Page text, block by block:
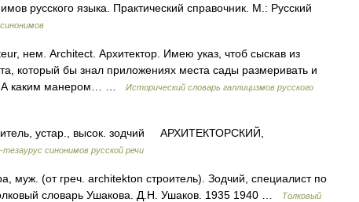
русского языка. Практический справочник. М.: Русский
нем. Architect. Архитектор. Имею указ, чтоб сыскав из
который бы знал приложениях места сады размеривать и
А каким манером… …
Исторический словарь галлицизмов русского
устар., высок. зодчий АРХИТЕКТОРСКИЙ,
синонимов русской речи
муж. (от греч. architekton строитель). Зодчий, специалист по
словарь Ушакова. Д.Н. Ушаков. 1935 1940 …
Толковый